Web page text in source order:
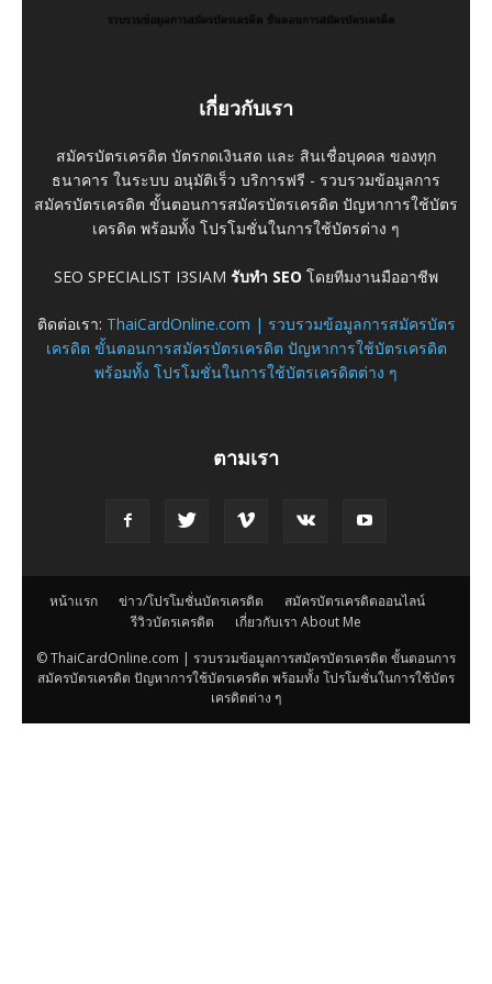
เกี่ยวกับเรา
สมัครบัตรเครดิต บัตรกดเงินสด และ สินเชื่อบุคคล ของทุก
ธนาคาร ในระบบ อนุมัติเร็ว บริการฟรี - รวบรวมข้อมูลการ
สมัครบัตรเครดิต ขั้นตอนการสมัครบัตรเครดิต ปัญหาการใช้บัตร
เครดิต พร้อมทั้ง โปรโมชั่นในการใช้บัตรต่าง ๆ
SEO SPECIALIST I3SIAM รับทำ SEO โดยทีมงานมืออาชีพ
ติดต่อเรา: ThaiCardOnline.com | รวบรวมข้อมูลการสมัครบัตร
เครดิต ขั้นตอนการสมัครบัตรเครดิต ปัญหาการใช้บัตรเครดิต
พร้อมทั้ง โปรโมชั่นในการใช้บัตรเครดิตต่าง ๆ
ตามเรา
หน้าแรก ข่าว/โปรโมชั่นบัตรเครดิต
สมัครบัตรเครดิตออนไลน์
รีวิวบัตรเครดิต
เกี่ยวกับเรา About Me
© ThaiCardOnline.com | รวบรวมข้อมูลการสมัครบัตรเครดิต ขั้นตอนการ
สมัครบัตรเครดิต ปัญหาการใช้บัตรเครดิต พร้อมทั้ง โปรโมชั่นในการใช้บัตร
เครดิตต่าง ๆ